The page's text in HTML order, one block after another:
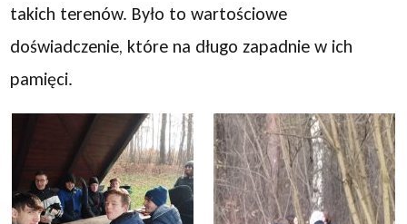
takich terenów. Było to wartościowe
doświadczenie, które na długo zapadnie w ich
pamięci.